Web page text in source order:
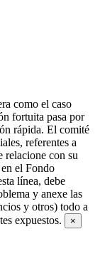
como el caso
fortuita pasa por
rápida. El comité
referentes a
relacione con su
el Fondo
línea, debe
y anexe las
y otros) todo a
expuestos.
×